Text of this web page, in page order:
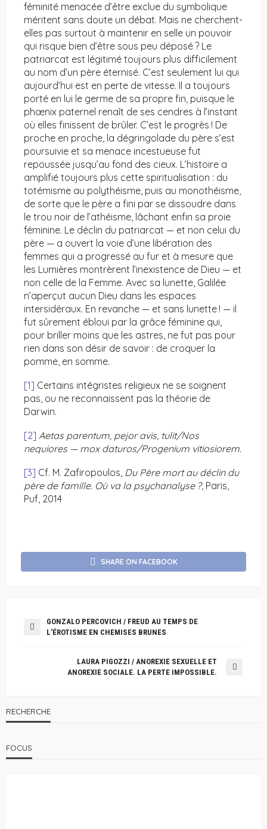
féminité menacée d’être exclue du symbolique
méritent sans doute un débat. Mais ne cherchent-
elles pas surtout à maintenir en selle un pouvoir
qui risque bien d’être sous peu déposé ? Le
patriarcat est légitimé toujours plus difficilement
au nom d’un père éternisé. C’est seulement lui qui
aujourd’hui est en perte de vitesse. Il a toujours
porté en lui le germe de sa propre fin, puisque le
phœnix paternel renaît de ses cendres à l’instant
où elles finissent de brûler. C’est le progrès ! De
proche en proche, la dégringolade du père s’est
poursuivie et sa menace incestueuse fut
repoussée jusqu’au fond des cieux. L’histoire a
amplifié toujours plus cette spiritualisation : du
totémisme au polythéisme, puis au monothéisme,
de sorte que le père a fini par se dissoudre dans
le trou noir de l’athéisme, lâchant enfin sa proie
féminine. Le déclin du patriarcat — et non celui du
père — a ouvert la voie d’une libération des
femmes qui a progressé au fur et à mesure que
les Lumières montrèrent l’inexistence de Dieu — et
non celle de la Femme. Avec sa lunette, Galilée
n’aperçut aucun Dieu dans les espaces
intersidéraux. En revanche — et sans lunette ! — il
fut sûrement ébloui par la grâce féminine qui,
pour briller moins que les astres, ne fut pas pour
rien dans son désir de savoir : de croquer la
pomme, en somme.
[1] Certains intégristes religieux ne se soignent
pas, ou ne reconnaissent pas la théorie de
Darwin.
[2] Aetas parentum, pejor avis, tulit/Nos
nequiores — mox daturos/Progenium vitiosiorem.
[3] Cf. M. Zafiropoulos, Du Père mort au déclin du
père de famille. Où va la psychanalyse?, Paris,
Puf, 2014
SHARE ON FACEBOOK
GONZALO PERCOVICH / FREUD AU TEMPS DE
L’ÉROTISME EN CHEMISES BRUNES
LAURA PIGOZZI / ANOREXIE SEXUELLE ET
ANOREXIE SOCIALE. LA PERTE IMPOSSIBLE.
RECHERCHE
FOCUS